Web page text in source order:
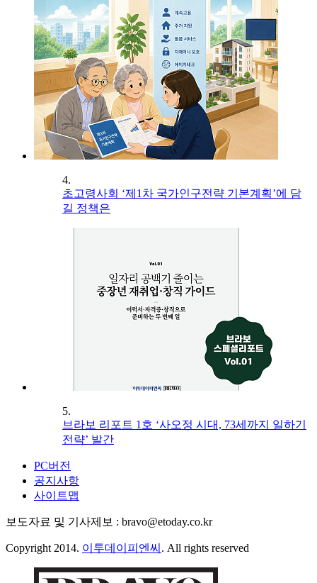
4.
초고령사회 ‘제1차 국가인구전략 기본계획’에 담
길 정책은
5.
브라보 리포트 1호 ‘사오정 시대, 73세까지 일하기
전략’ 발간
PC버전
공지사항
사이트맵
보도자료 및 기사제보 : bravo@etoday.co.kr
Copyright 2014. 이투데이피엔씨 . All rights reserved